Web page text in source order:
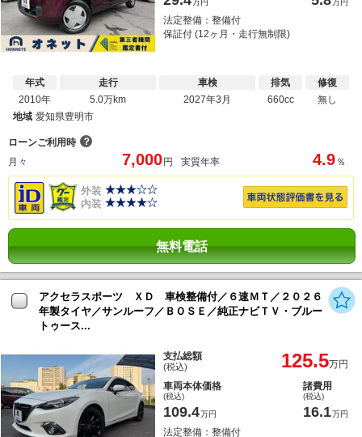
法定整備：整備付
保証付 (12ヶ月・走行無制限)
年式
2010年
走行
5.0万km
車検
2027年3月
排気
660cc
修復
無し
地域 愛知県豊明市
ローンご利用時 ？
月々
7,000円 実質年率 4.9 ％
外装
内装
無料電話
アクセラスポーツ ＸＤ 車検整備付／６速ＭＴ／２０２６
年製タイヤ／サンルーフ／ＢＯＳＥ／純正ナビＴＶ・ブルー
トゥース...
支払総額
(税込) 125.5万円
車両本体価格
(税込)
109.4万円
諸費用
(税込)
16.1万円
法定整備：整備付